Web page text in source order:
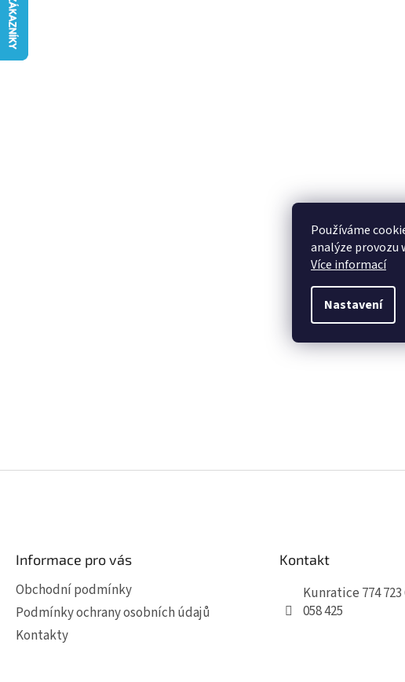
Používáme
analýze provozu
Více informací
Nastavení
Informace pro vás
Obchodní podmínky
Podmínky ochrany osobních údajů
Kontakty
Kontakt
Kunratice 774 723
058 425